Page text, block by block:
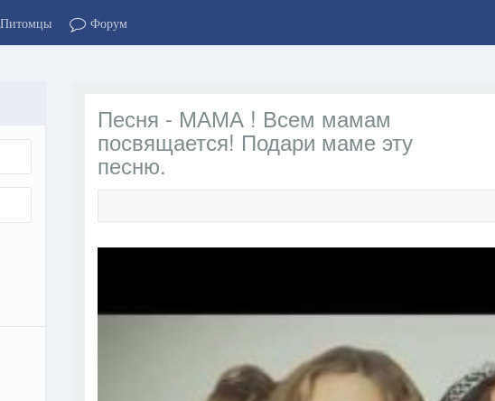
Питомцы Форум
Песня - МАМА ! Всем мамам
посвящается! Подари маме эту
песню.